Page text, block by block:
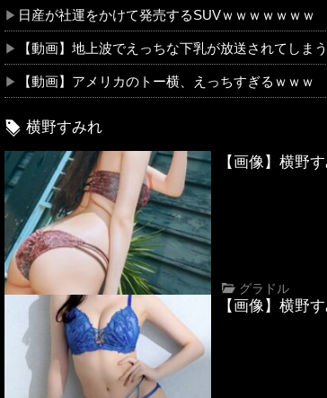
日産が社運をかけて発売するSUVｗｗｗｗｗｗｗ
【動画】地上波でえっちな下乳が放送されてしま
【動画】アメリカのトー横、えっちすぎるｗｗｗ
横野すみれ
【画像】横野
グラドル
【画像】横野